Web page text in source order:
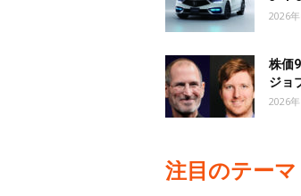
2026
株価
ジョ
2026
注目のテーマ